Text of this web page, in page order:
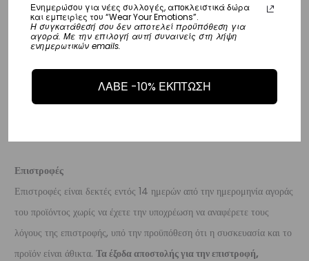
Διεθνή
– Τα έξοδα αποστολής για όλο τον υπόλοιπο κόσμο είναι στα
– Η συνεργαζόμενη εταιρεία ταχυμεταφορών,DHL, θα αναλάβει την
Επιστροφές
Επιστροφές είναι δεκτές εντός 14 ημερών από την ημερομηνία αγοράς
του προϊόντος χωρίς να έχετε την υποχρέωση να αναφέρετε τους
λόγους της επιστροφής, υπό την προϋπόθεση ότι η συσκευασία και το
προϊόν είναι άθικτα. Τα έξοδα αποστολής για την επιστροφή,
Ενημερώσου για νέες συλλογές, αποκλειστικά δώρα
και εμπειρίες του “Wear Your Emotions”.
Η συγκατάθεσή σου δεν αποτελεί προϋπόθεση για
αγορά. Με την επιλογή αυτή συναινείς στη λήψη
ενημερωτικών emails.
ΛΑΒΕ -10% ΕΚΠΤΩΣΗ